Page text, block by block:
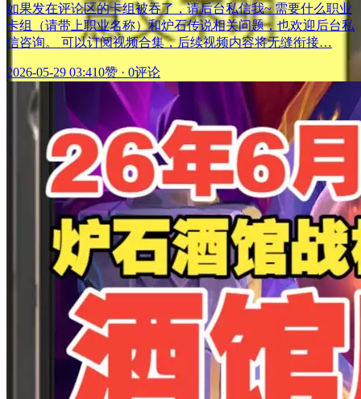
如果发在评论区的卡组被吞了，请后台私信我~ 需要什么职业
卡组（请带上职业名称）和炉石传说相关问题，也欢迎后台私
信咨询。 可以订阅视频合集，后续视频内容将无缝衔接…
2026-05-29 03:410赞 · 0评论